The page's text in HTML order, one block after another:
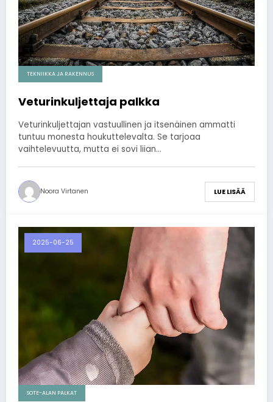
TEKNIIKKA JA RAKENNUS
Veturinkuljettaja palkka
Veturinkuljettajan vastuullinen ja itsenäinen ammatti
tuntuu monesta houkuttelevalta. Se tarjoaa
vaihtelevuutta, mutta ei sovi liian…
Noora Virtanen LUE LISÄÄ
2025-06-25
SOTE-ALAN PALKAT